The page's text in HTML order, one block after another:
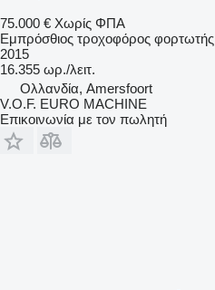
75.000 € Χωρίς ΦΠΑ
Εμπρόσθιος τροχοφόρος φορτωτής
2015
16.355 ωρ./λειτ.
Ολλανδία, Amersfoort
V.O.F. EURO MACHINE
Επικοινωνία με τον πωλητή